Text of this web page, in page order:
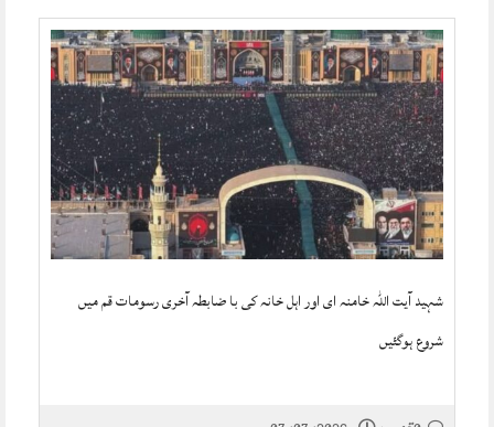
شہید آیت اللہ خامنہ ای اور اہل خانہ کی با ضابطہ آخری رسومات قم میں
شروع ہوگئیں